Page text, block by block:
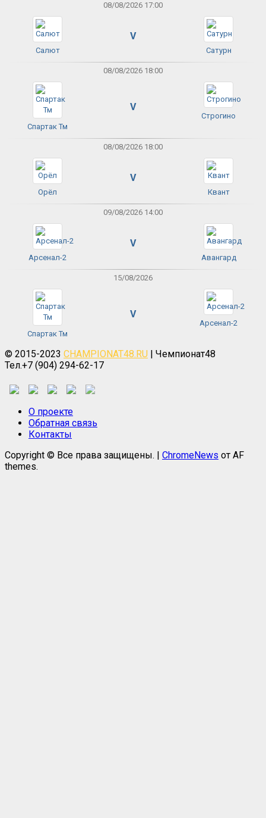
08/08/2026 17:00
Салют
V
Сатурн
08/08/2026 18:00
Спартак Тм
V
Строгино
08/08/2026 18:00
Орёл
V
Квант
09/08/2026 14:00
Арсенал-2
V
Авангард
15/08/2026
Спартак Тм
V
Арсенал-2
© 2015-2023 CHAMPIONAT48.RU | Чемпионат48
Тел.+7 (904) 294-62-17
О проекте
Обратная связь
Контакты
Copyright © Все права защищены. | ChromeNews от AF
themes.